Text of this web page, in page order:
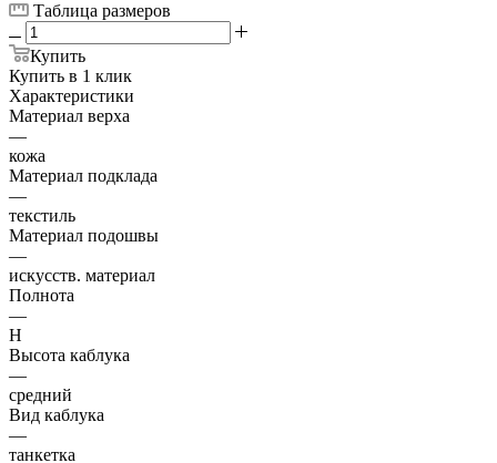
Таблица размеров
Купить
Купить в 1 клик
Характеристики
Материал верха
—
кожа
Материал подклада
—
текстиль
Материал подошвы
—
искусств. материал
Полнота
—
H
Высота каблука
—
средний
Вид каблука
—
танкетка